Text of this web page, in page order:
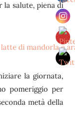
la salute, piena di
la giornata,
pomeriggio per
metà della